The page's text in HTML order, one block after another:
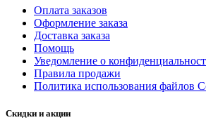
Оплата заказов
Оформление заказа
Доставка заказа
Помощь
Уведомление о
Правила продажи
Политика использования файлов
Скидки и акции